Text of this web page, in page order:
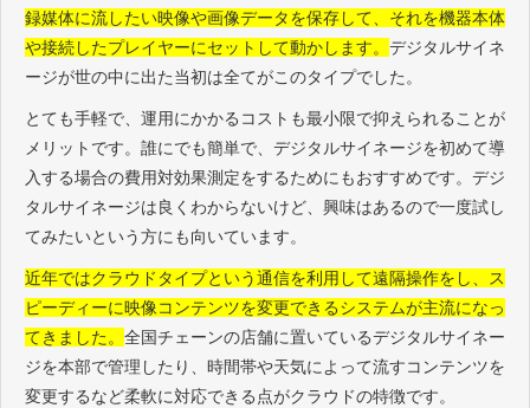
録媒体に流したい映像や画像データを保存して、それを機器本体
や接続したプレイヤーにセットして動かします。 デジタルサイネ
ージが世の中に出た当初は全てがこのタイプでした。
とても手軽で、運用にかかるコストも最小限で抑えられることが
メリットです。誰にでも簡単で、デジタルサイネージを初めて導
入する場合の費用対効果測定をするためにもおすすめです。デジ
タルサイネージは良くわからないけど、興味はあるので一度試し
てみたいという方にも向いています。
近年ではクラウドタイプという通信を利用して遠隔操作をし、ス
ピーディーに映像コンテンツを変更できるシステムが主流になっ
てきました。 全国チェーンの店舗に置いているデジタルサイネー
ジを本部で管理したり、時間帯や天気によって流すコンテンツを
変更するなど柔軟に対応できる点がクラウドの特徴です。